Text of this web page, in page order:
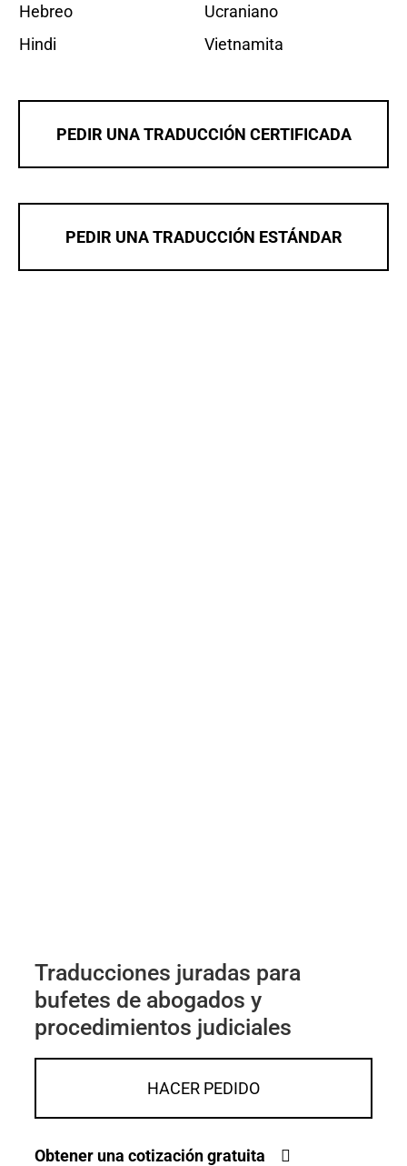
Hebreo
Hindi
Ucraniano
Vietnamita
PEDIR UNA TRADUCCIÓN CERTIFICADA
PEDIR UNA TRADUCCIÓN ESTÁNDAR
Traducciones juradas para
bufetes de abogados y
procedimientos judiciales
HACER PEDIDO
Obtener una cotización gratuita